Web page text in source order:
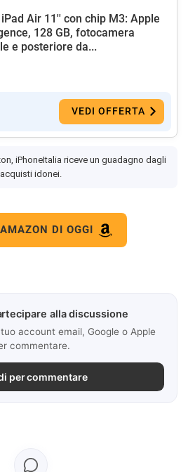
Air 11'' con chip M3: Apple
128 GB, fotocamera
e posteriore da...
VEDI OFFERTA
iPhoneItalia riceve un guadagno dagli
acquisti idonei.
DI OGGI
alla discussione
account email, Google o Apple
commentare.
per commentare